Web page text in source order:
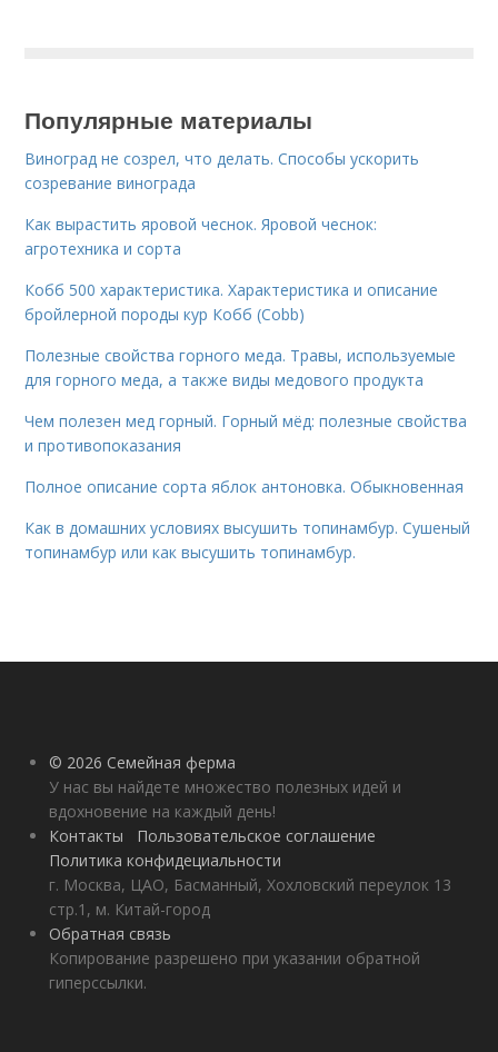
Популярные материалы
Виноград не созрел, что делать. Способы ускорить
созревание винограда
Как вырастить яровой чеснок. Яровой чеснок:
агротехника и сорта
Кобб 500 характеристика. Характеристика и описание
бройлерной породы кур Кобб (Cobb)
Полезные свойства горного меда. Травы, используемые
для горного меда, а также виды медового продукта
Чем полезен мед горный. Горный мёд: полезные свойства
и противопоказания
Полное описание сорта яблок антоновка. Обыкновенная
Как в домашних условиях высушить топинамбур. Сушеный
топинамбур или как высушить топинамбур.
© 2026 Семейная ферма
У нас вы найдете множество полезных идей и
вдохновение на каждый день!
Контакты
Пользовательское соглашение
Политика конфидециальности
г. Москва, ЦАО, Басманный, Хохловский переулок 13
стр.1, м. Китай-город
Обратная связь
Копирование разрешено при указании обратной
гиперссылки.